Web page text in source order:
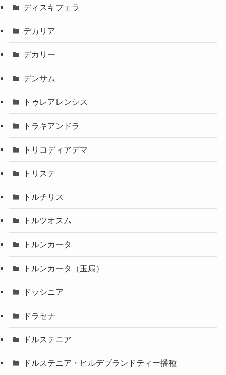
ディスキフェラ
デカリア
デカリー
デンサム
トゥレアレンシス
トラキアンドラ
トリコディアデマ
トリステ
トルチリス
トルツオスム
トルンカータ
トルンカータ（玉扇）
ドッシニア
ドラセナ
ドルステニア
ドルステニア・ヒルデブランドティー播種